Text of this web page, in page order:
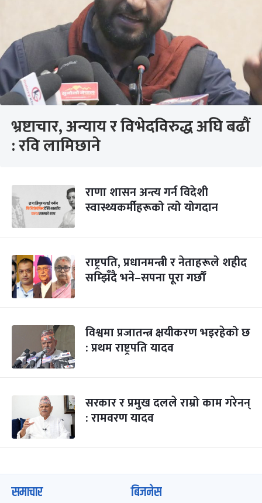
भ्रष्टाचार, अन्याय र विभेदविरुद्ध अघि बढौं
: रवि लामिछाने
राणा शासन अन्त्य गर्न विदेशी
स्वास्थ्यकर्मीहरूको त्यो योगदान
राष्ट्रपति, प्रधानमन्त्री र नेताहरूले शहीद
सम्झिँदै भने–सपना पूरा गर्छौँ
विश्वमा प्रजातन्त्र क्षयीकरण भइरहेको छ
: प्रथम राष्ट्रपति यादव
सरकार र प्रमुख दलले राम्रो काम गरेनन्
: रामवरण यादव
समाचार बिजनेस